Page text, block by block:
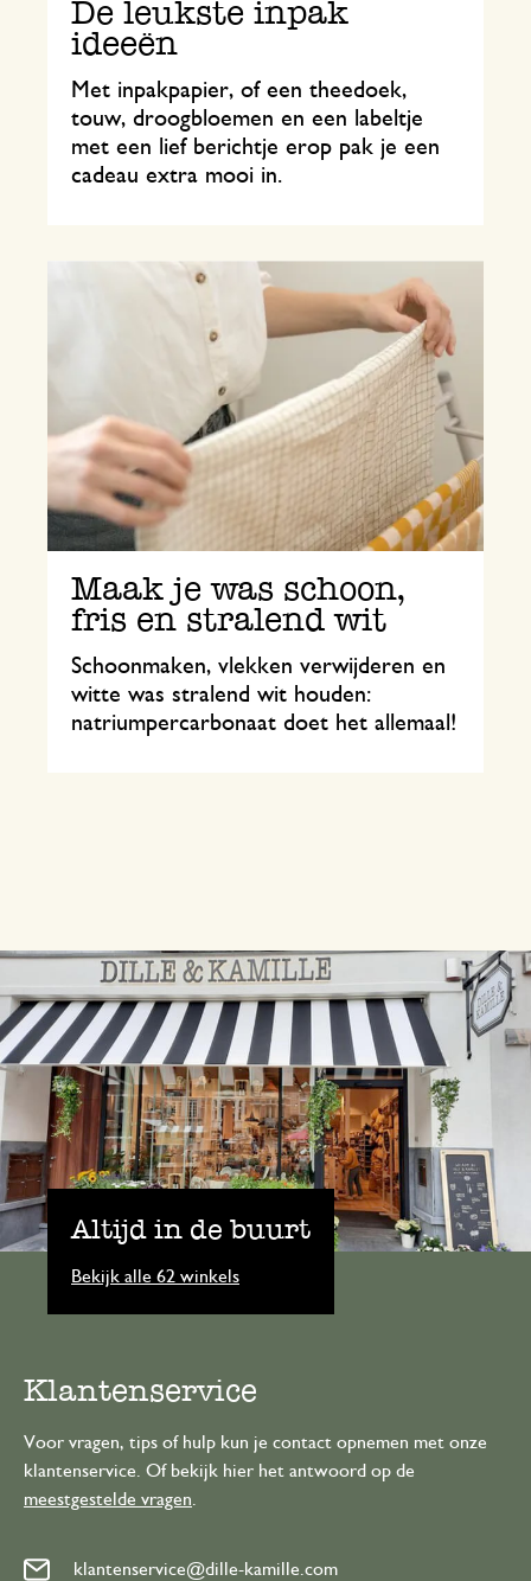
De leukste inpak
ideeën
Met inpakpapier, of een theedoek,
touw, droogbloemen en een labeltje
met een lief berichtje erop pak je een
cadeau extra mooi in.
Maak je was schoon,
fris en stralend wit
Schoonmaken, vlekken verwijderen en
witte was stralend wit houden:
natriumpercarbonaat doet het allemaal!
Altijd in de buurt
Bekijk alle 62 winkels
Klantenservice
Voor vragen, tips of hulp kun je contact opnemen met onze
klantenservice. Of bekijk hier het antwoord op de
meestgestelde vragen
klantenservice@dille-kamille.com